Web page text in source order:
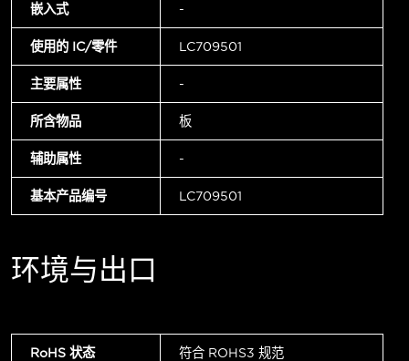
嵌入式 -
使用的 IC/零件 LC709501
主要属性 -
所含物品 板
辅助属性 -
基本产品编号 LC709501
环境与出口
RoHS 状态 符合 ROHS3 规范